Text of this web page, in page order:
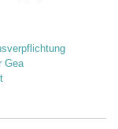
Gea